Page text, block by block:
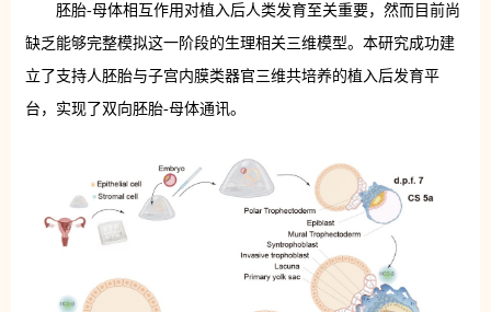
胚胎-母体相互作用对植入后人类发育至关重要，然而目前尚
缺乏能够完整模拟这一阶段的生理相关三维模型。本研究成功建
立了支持人胚胎与子宫内膜类器官三维共培养的植入后发育平
台，实现了双向胚胎-母体通讯。